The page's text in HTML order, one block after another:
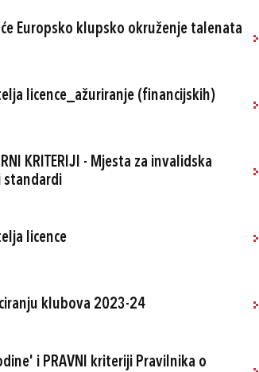
Europsko klupsko okruženje talenata
licence_ažuriranje (financijskih)
KRITERIJI - Mjesta za invalidska
standardi
licence
klubova 2023-24
i PRAVNI kriteriji Pravilnika o